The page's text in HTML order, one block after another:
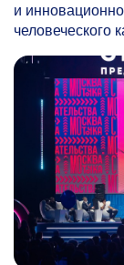
и
человеческого